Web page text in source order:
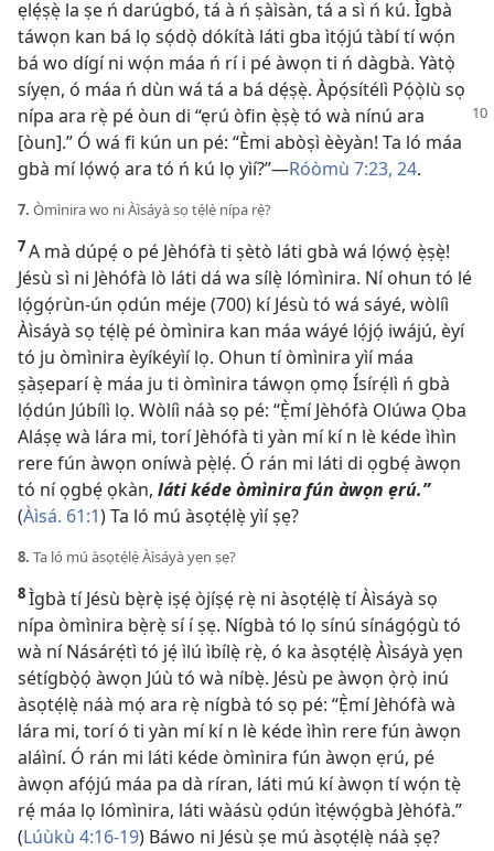
ẹlẹ́ṣẹ̀ la ṣe ń darúgbó, tá à ń ṣàìsàn, tá a sì ń kú. Ìgbà
táwọn kan bá lọ sọ́dọ̀ dókítà láti gba ìtọ́jú tàbí tí wọ́n
bá wo dígí ni wọ́n máa ń rí i pé àwọn ti ń dàgbà. Yàtọ̀
síyẹn, ó máa ń dùn wá tá a bá dẹ́ṣẹ̀. Àpọ́sítélì Pọ́ọ̀lù sọ
nípa ara rẹ̀ pé òun di “ẹrú òfin ẹ̀ṣẹ̀ tó wà nínú ara
[òun].” Ó wá fi kún un pé: “Èmi abòṣì èèyàn! Ta ló máa
gbà mí lọ́wọ́ ara tó ń kú lọ yìí?”​—Róòmù 7:​23, 24.
7. Òmìnira wo ni Àìsáyà sọ tẹ́lẹ̀ nípa rẹ̀?
7A mà dúpẹ́ o pé Jèhófà ti ṣètò láti gbà wá lọ́wọ́ ẹ̀ṣẹ̀!
Jésù sì ni Jèhófà lò láti dá wa sílẹ̀ lómìnira. Ní ohun tó lé
lọ́gọ́rùn-ún ọdún méje (700) kí Jésù tó wá sáyé, wòlíì
Àìsáyà sọ tẹ́lẹ̀ pé òmìnira kan máa wáyé lọ́jọ́ iwájú, èyí
tó ju òmìnira èyíkéyìí lọ. Ohun tí òmìnira yìí máa
ṣàṣeparí ẹ̀ máa ju ti òmìnira táwọn ọmọ Ísírẹ́lì ń gbà
lọ́dún Júbílì lọ. Wòlíì náà sọ pé: “Ẹ̀mí Jèhófà Olúwa Ọba
Aláṣẹ wà lára mi, torí Jèhófà ti yàn mí kí n lè kéde ìhìn
rere fún àwọn oníwà pẹ̀lẹ́. Ó rán mi láti di ọgbẹ́ àwọn
tó ní ọgbẹ́ ọkàn, láti kéde òmìnira fún àwọn ẹrú.”
(Àìsá. 61:1) Ta ló mú àsọtẹ́lẹ̀ yìí ṣẹ?
8. Ta ló mú àsọtẹ́lẹ̀ Àìsáyà yẹn ṣẹ?
8Ìgbà tí Jésù bẹ̀rẹ̀ iṣẹ́ òjíṣẹ́ rẹ̀ ni àsọtẹ́lẹ̀ tí Àìsáyà sọ
nípa òmìnira bẹ̀rẹ̀ sí í ṣẹ. Nígbà tó lọ sínú sínágọ́gù tó
wà ní Násárẹ́tì tó jẹ́ ìlú ìbílẹ̀ rẹ̀, ó ka àsọtẹ́lẹ̀ Àìsáyà yẹn
sétígbọ̀ọ́ àwọn Júù tó wà níbẹ̀. Jésù pe àwọn ọ̀rọ̀ inú
àsọtẹ́lẹ̀ náà mọ́ ara rẹ̀ nígbà tó sọ pé: “Ẹ̀mí Jèhófà wà
lára mi, torí ó ti yàn mí kí n lè kéde ìhìn rere fún àwọn
aláìní. Ó rán mi láti kéde òmìnira fún àwọn ẹrú, pé
àwọn afọ́jú máa pa dà ríran, láti mú kí àwọn tí wọ́n tẹ̀
rẹ́ máa lọ lómìnira, láti wàásù ọdún ìtẹ́wọ́gbà Jèhófà.”
(Lúùkù 4:​16-19) Báwo ni Jésù ṣe mú àsọtẹ́lẹ̀ náà ṣẹ?